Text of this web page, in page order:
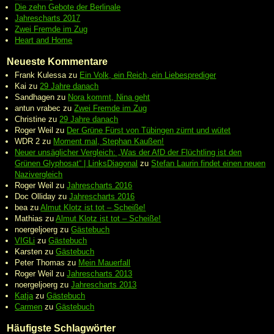
Die zehn Gebote der Berlinale
Jahrescharts 2017
Zwei Fremde im Zug
Heart and Home
Neueste Kommentare
Frank Kulessa zu Ein Volk, ein Reich, ein Liebesprediger
Kai zu 29 Jahre danach
Sandhagen zu Nora kommt, Nina geht
antun vrabec zuZwei Fremde im Zug
Christine zu 29 Jahre danach
Roger Weil zu Der Grüne Fürst von Tübingen zürnt und wütet
WDR 2 zu Moment mal, Stephan Kaußen!
Neuer unsäglicher Vergleich: „Was der AfD der Flüchtling ist den
Grünen Glyphosat“ | LinksDiagonal zuStefan Laurin findet einen neuen
Nazivergleich
Roger Weil zuJahrescharts 2016
Doc Olliday zuJahrescharts 2016
bea zuAlmut Klotz ist tot – Scheiße!
Mathias zuAlmut Klotz ist tot – Scheiße!
noergeljoerg zuGästebuch
VIGLi zuGästebuch
Karsten zuGästebuch
Peter Thomas zu Mein Mauerfall
Roger Weil zuJahrescharts 2013
noergeljoerg zuJahrescharts 2013
Katja zuGästebuch
Carmen zuGästebuch
Häufigste Schlagwörter